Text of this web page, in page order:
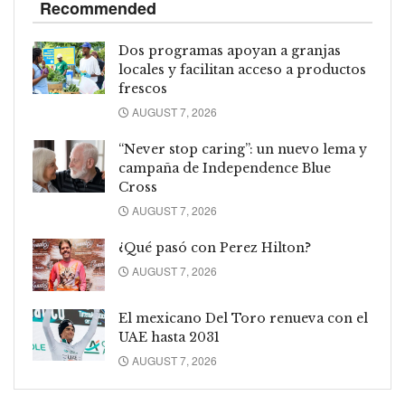
Recommended
Dos programas apoyan a granjas
locales y facilitan acceso a productos
frescos
AUGUST 7, 2026
“Never stop caring”: un nuevo lema y
campaña de Independence Blue
Cross
AUGUST 7, 2026
¿Qué pasó con Perez Hilton?
AUGUST 7, 2026
El mexicano Del Toro renueva con el
UAE hasta 2031
AUGUST 7, 2026